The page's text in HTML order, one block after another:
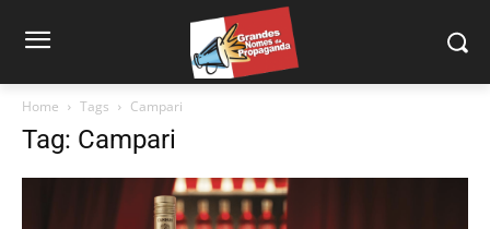
Home Tags Campari
Tag: Campari